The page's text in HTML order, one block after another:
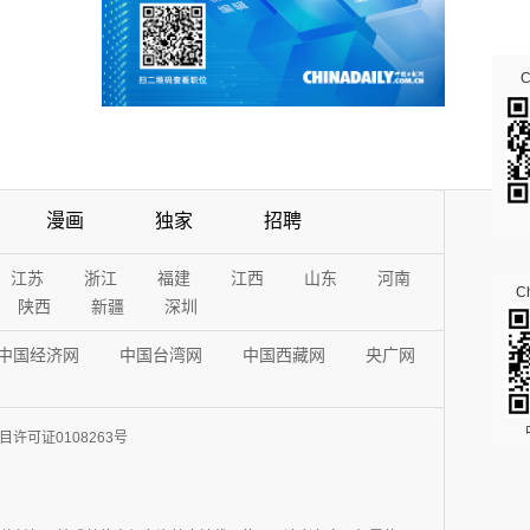
漫画 独家 招聘
江苏 浙江 福建 江西 山东
河南
陕西
新疆 深圳
国经济网 中国台湾网 中国西藏网 央广网
许可证0108263号